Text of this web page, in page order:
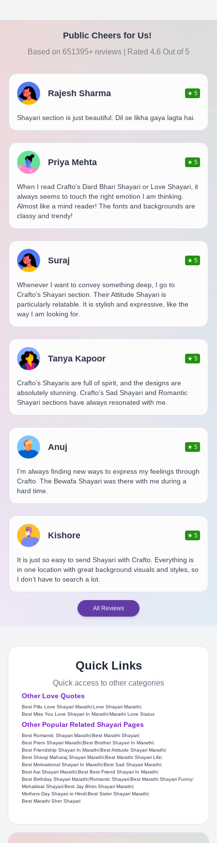
Public Cheers for Us!
Based on 651395+ reviews | Rated 4.6 Out of 5
Rajesh Sharma ★5
Shayari section is just beautiful. Dil se likha gaya lagta hai.
Priya Mehta ★5
When I read Crafto's Dard Bhari Shayari or Love Shayari, it
always seems to touch the right emotion I am thinking.
Almost like a mind reader! The fonts and backgrounds are
classy and trendy!
Suraj ★5
Whenever I want to convey something deep, I go to
Crafto's Shayari section. Their Attitude Shayari is
particularly relatable. It is stylish and expressive, like the
way I am looking for.
Tanya Kapoor ★5
Crafto’s Shayaris are full of spirit, and the designs are
absolutely stunning. Crafto’s Sad Shayari and Romantic
Shayari sections have always resonated with me.
Anuj ★5
I’m always finding new ways to express my feelings through
Crafto. The Bewafa Shayari was there with me during a
hard time.
Kishore ★5
It is just so easy to send Shayari with Crafto. Everything is
in one location with great background visuals and styles, so
I don’t have to search a lot.
All Reviews
Quick Links
Quick access to other categories
Other Love Quotes
Best Pillu Love Shayari Marathi|Love Shayari Marathi|
Best Miss You Love Shayari In Marathi|Marathi Love Status
Other Popular Related Shayari Pages
Best Romantic Shayari Marathi|Best Marathi Shayari|
Best Prem Shayari Marathi|Best Brother Shayari In Marathi|
Best Friendship Shayari In Marathi|Best Attitude Shayari Marathi|
Best Shivaji Maharaj Shayari Marathi|Best Marathi Shayari Life|
Best Motivational Shayari In Marathi|Best Sad Shayari Marathi|
Best Aai Shayari Marathi|Best Best Friend Shayari In Marathi|
Best Birthday Shayari Marathi|Romantic Shayari|Best Marathi Shayari Funny|
Mohabbat Shayari|Best Jay Bhim Shayari Marathi|
Mothers Day Shayari in Hindi|Best Sister Shayari Marathi|
Best Marathi Sher Shayari